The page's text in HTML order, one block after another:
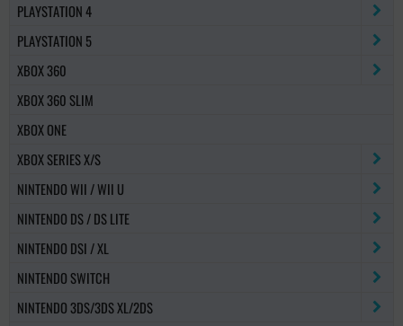
PLAYSTATION 4
PLAYSTATION 5
XBOX 360
XBOX 360 SLIM
XBOX ONE
XBOX SERIES X/S
NINTENDO WII / WII U
NINTENDO DS / DS LITE
NINTENDO DSI / XL
NINTENDO SWITCH
NINTENDO 3DS/3DS XL/2DS